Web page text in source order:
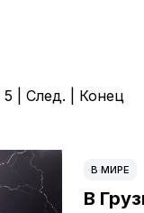
5 След. Конец
В МИРЕ
В